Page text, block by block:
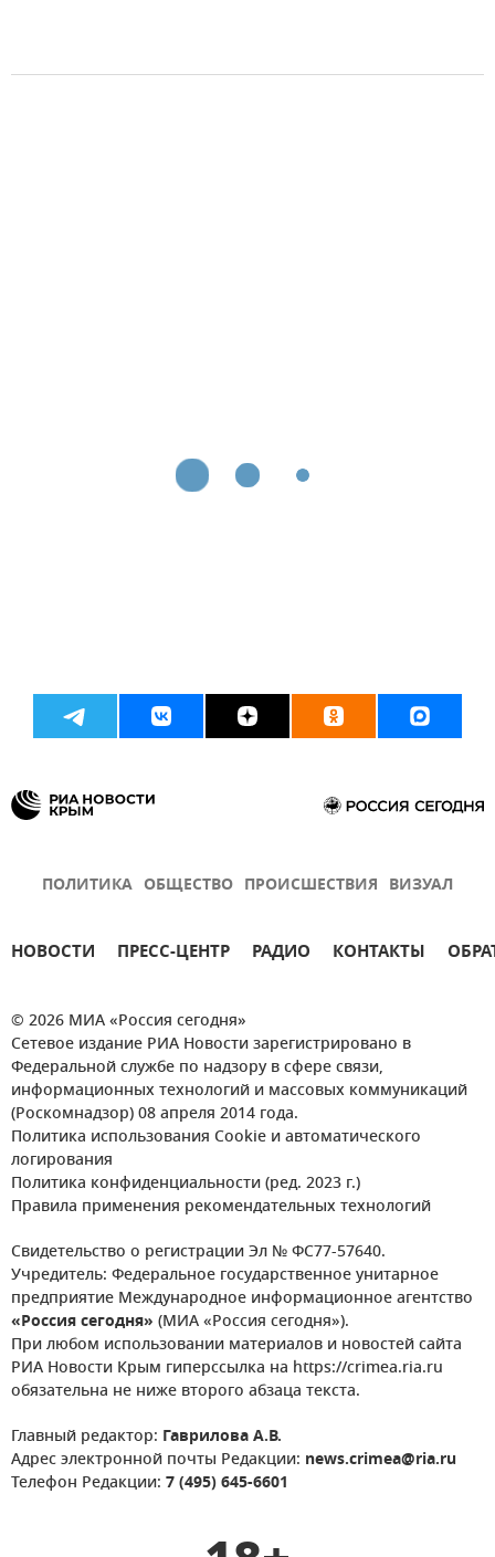
ПОЛИТИКА ОБЩЕСТВО ПРОИСШЕСТВИЯ ВИЗУАЛ
НОВОСТИ ПРЕСС-ЦЕНТР РАДИО КОНТАКТЫ
© 2026 МИА «Россия сегодня»
Сетевое издание РИА Новости зарегистрировано в
Федеральной службе по надзору в сфере связи,
информационных технологий и массовых коммуникаций
(Роскомнадзор) 08 апреля 2014 года.
Политика использования Cookie и автоматического
логирования
Политика конфиденциальности (ред. 2023 г.)
Правила применения рекомендательных технологий
Свидетельство о регистрации Эл № ФС77-57640.
Учредитель: Федеральное государственное унитарное
предприятие Международное информационное агентство
«Россия сегодня» (МИА «Россия сегодня»).
При любом использовании материалов и новостей сайта
РИА Новости Крым гиперссылка на https://crimea.ria.ru
обязательна не ниже второго абзаца текста.
Главный редактор: Гаврилова А.В.
Адрес электронной почты Редакции: news.crimea@ria.ru
Телефон Редакции: 7 (495) 645-6601